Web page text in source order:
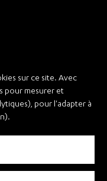
sur ce site. Avec
pour mesurer et
pour l'adapter à